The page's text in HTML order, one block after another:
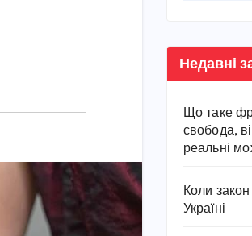
Недавні
Що таке
свобода,
реальні
Коли
Україні